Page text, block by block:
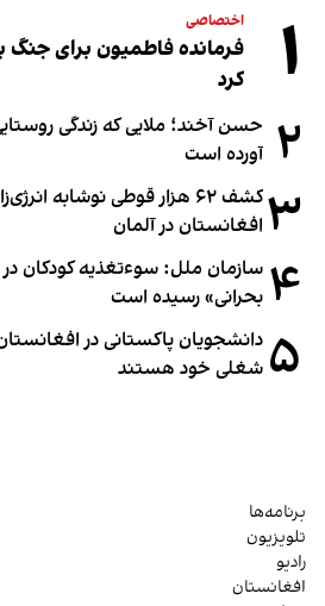
۱ اختصاصی
فرمانده فاطمیون برای جنگ
کرد
۲ حسن آخند؛ ملایی که زندگی
آورده است
۳
کشف ۶۲ هزار قوطی نوشابه
افغانستان در آلمان
۴ سازمان ملل: سوء‌تغذیه کودکان
بحرانی» رسیده است
۵ دانشجویان پاکستانی در
شغلی خود هستند
برنامه‌ها
تلویزیون
رادیو
افغانستان